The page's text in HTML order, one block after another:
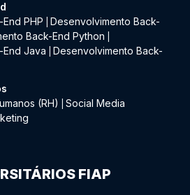
PHP
Desenvolvimento Back-
Back-End Python
Java
Desenvolvimento Back-
(RH)
Social Media
FIAP